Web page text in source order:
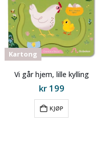
Kartong
Vi går hjem, lille kylling
kr199
KJØP